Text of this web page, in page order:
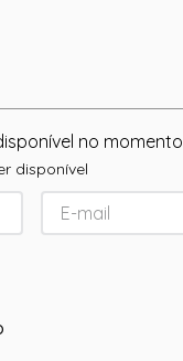
no momento
disponível